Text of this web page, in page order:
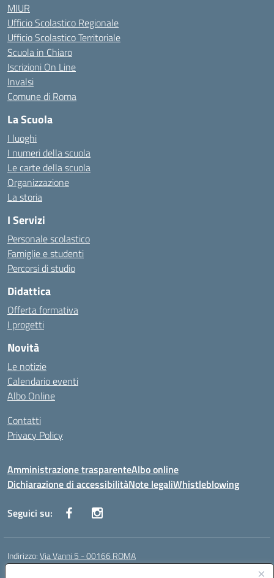
MIUR
Ufficio Scolastico Regionale
Ufficio Scolastico Territoriale
Scuola in Chiaro
Iscrizioni On Line
Invalsi
Comune di Roma
La Scuola
I luoghi
I numeri della scuola
Le carte della scuola
Organizzazione
La storia
I Servizi
Personale scolastico
Famiglie e studenti
Percorsi di studio
Didattica
Offerta formativa
I progetti
Novità
Le notizie
Calendario eventi
Albo Online
Contatti
Privacy Policy
Amministrazione trasparenteAlbo online
Dichiarazione di accessibilitàNote legaliWhistleblowing
Seguici su:
Indirizzo:Via Vanni 5 - 00166 ROMA
Centralino: